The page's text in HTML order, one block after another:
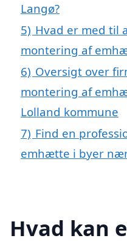
Langø?
5) Hvad er med til
montering af
6) Oversigt over
montering af
Lolland kommune
7) Find en
emhætte i byer
Hvad kan